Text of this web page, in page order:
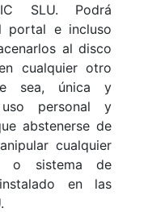
SLU. Podrá
portal e incluso
al disco
cualquier otro
sea, única y
personal y
abstenerse de
cualquier
o sistema de
en las